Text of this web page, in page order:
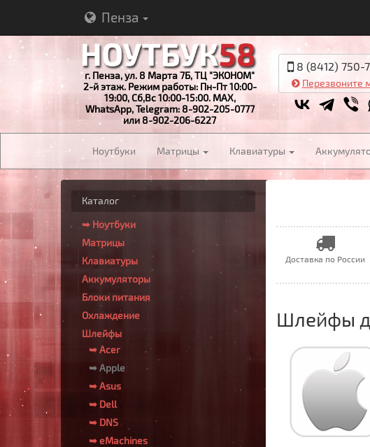
Пенза
г. Пенза, ул. 8 Марта 7Б, ТЦ "ЭКОНОМ"
2-й этаж. Режим работы: Пн-Пт 10:00-
19:00, Сб,Вс 10:00-15:00. MAX,
WhatsApp, Telegram: 8-902-205-0777
или 8-902-206-6227
8 (8412) 750-
Перезвоните
Ноутбуки Матрицы Клавиатуры
Каталог
➥ Ноутбуки
Матрицы
Клавиатуры
Аккумуляторы
Блоки питания
Охлаждение
Шлейфы
➥ Acer
➥ Apple
➥ Asus
➥ Dell
➥ DNS
➥ eMachines
Доставка по России
Шлейфы